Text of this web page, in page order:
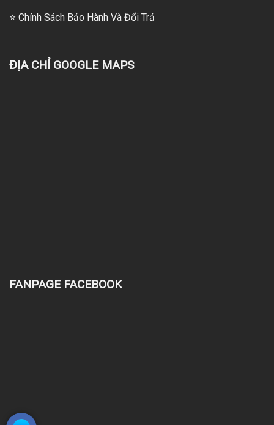
⭐ Chính Sách Bảo Hành Và Đổi Trả
ĐỊA CHỈ GOOGLE MAPS
FANPAGE FACEBOOK